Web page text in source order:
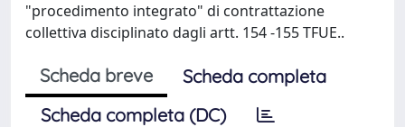
"procedimento integrato" di contrattazione
collettiva disciplinato dagli artt. 154 -155 TFUE..
Scheda breve
Scheda completa
Scheda completa (DC)